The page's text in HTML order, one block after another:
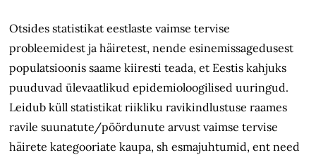
Otsides statistikat eestlaste vaimse tervise
probleemidest ja häiretest, nende esinemissagedusest
populatsioonis saame kiiresti teada, et Eestis kahjuks
puuduvad ülevaatlikud epidemioloogilised uuringud.
Leidub küll statistikat riikliku ravikindlustuse raames
ravile suunatute/pöördunute arvust vaimse tervise
häirete kategooriate kaupa, sh esmajuhtumid, ent need